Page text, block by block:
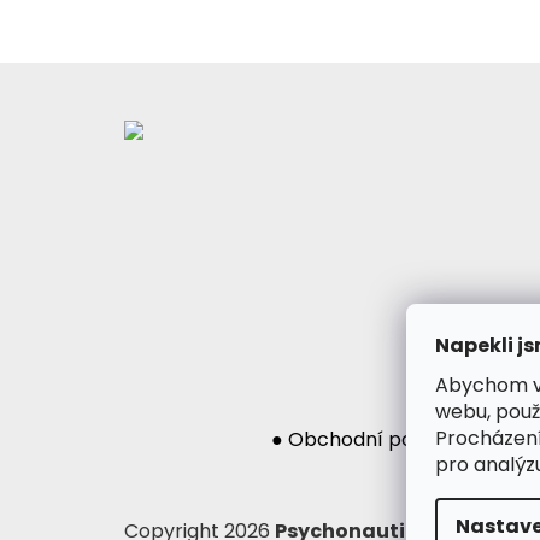
Napekli
Abychom
webu,
pro
● Obchodní podmínky ●
Copyright 2026 Psychonautika.cz.